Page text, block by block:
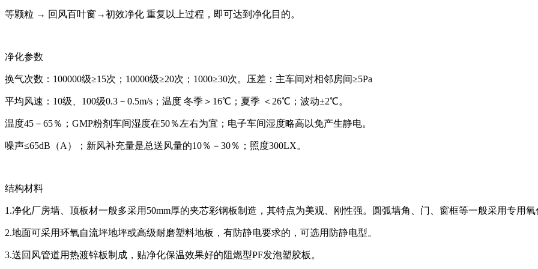
等颗粒 → 回风百叶窗→初效净化 重复以上过程，即可达到净化目的。
净化参数
换气次数：100000级≥15次；10000级≥20次；1000≥30次。压差：主车间对相邻房间≥5Pa
平均风速：10级、100级0.3－0.5m/s；温度 冬季＞16℃；夏季 ＜26℃；波动±2℃。
温度45－65％；GMP粉剂车间湿度在50％左右为宜；电子车间湿度略高以免产生静电。
噪声≤65dB（A）；新风补充量是总送风量的10％－30％；照度300LX。
结构材料
1.净化厂房墙、顶板材一般多采用50mm厚的夹芯彩钢板制造，其特点为美观、刚性强。圆弧墙角、门、窗框等一般采用专用氧
2.地面可采用环氧自流坪地坪或高级耐磨塑料地板，有防静电要求的，可选用防静电型。
3.送回风管道用热渡锌板制成，贴净化保温效果好的阻燃型PF发泡塑胶板。